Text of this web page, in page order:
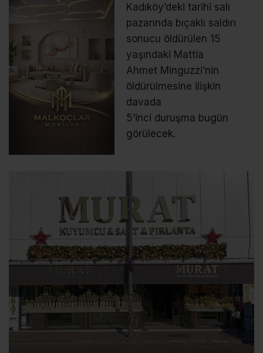
Kadıköy’deki tarihi salı
pazarında bıçaklı saldırı
sonucu öldürülen 15
yaşındaki Mattia
Ahmet Minguzzi’nin
öldürülmesine ilişkin
davada
5’inci duruşma bugün
görülecek.